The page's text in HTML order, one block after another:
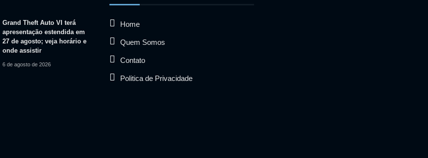
Grand Theft Auto VI terá
apresentação estendida em
27 de agosto; veja horário e
onde assistir
6 de agosto de 2026
Home
Quem Somos
Contato
Politica de Privacidade